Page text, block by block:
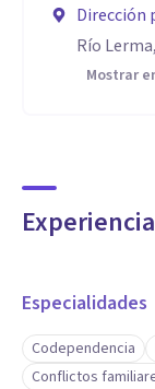
Dirección
Río
Mostrar
Experiencia
Especialidades
Codependencia
Conflictos